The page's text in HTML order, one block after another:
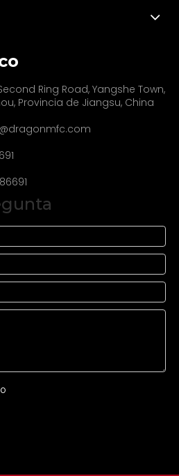
Ring Road, Yangshe Town,
Provincia de Jiangsu, China